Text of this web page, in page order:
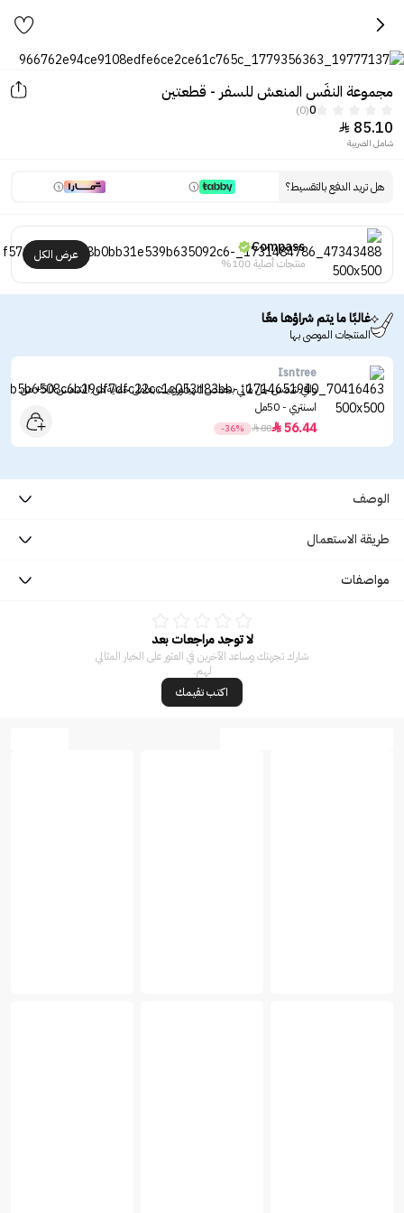
مجموعة النفَس المنعش للسفر - قطعتين
0
(0)
85.10

شامل الضريبة
هل تريد الدفع بالتقسيط؟
Compass
منتجات أصلية 100%
عرض الكل
غالبًا ما يتم شراؤها معًا
المنتجات الموصى بها
Isntree
واقي شمس جل مائي بحمض الهيالورونيك بعامل حماية من الشمس 50+ من
اسنتري - 50مل
56.44

88

-36%
الوصف
طريقة الاستعمال
مواصفات
لا توجد مراجعات بعد
شارك تجربتك وساعد الآخرين في العثور على الخيار المثالي
لهم.
اكتب تقيمك